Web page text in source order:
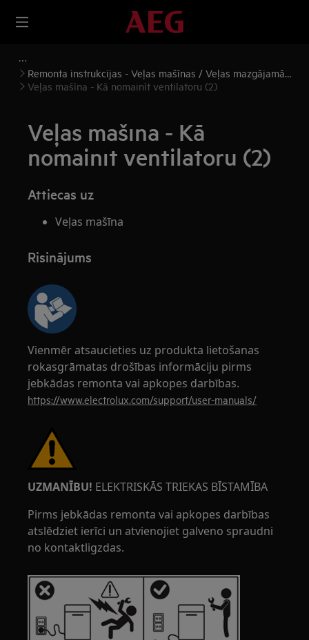
Remonta instrukcijas - Veļas mašīnas / Veļas mazgājamās
mašīnas, žāvētāji
Veļas mašīna - Kā nomainīt ventilatoru (2)
Veļas mašīna - Kā
nomainīt ventilatoru (2)
Attiecas uz
Veļas mašīna
Risinājums
Vienmēr atsaucieties uz produkta lietošanas
rokasgrāmatas drošības informāciju pirms
jebkādas remonta vai apkopes darbības.
https://www.electrolux.com/support/user-manuals/
UZMANĪBU! ELEKTRISKĀS TRIEKAS BĪSTAMĪBA
Pirms jebkādas remonta vai apkopes darbības
atslēdziet ierīci un atvienojiet galveno spraudni
no kontaktligzdas.